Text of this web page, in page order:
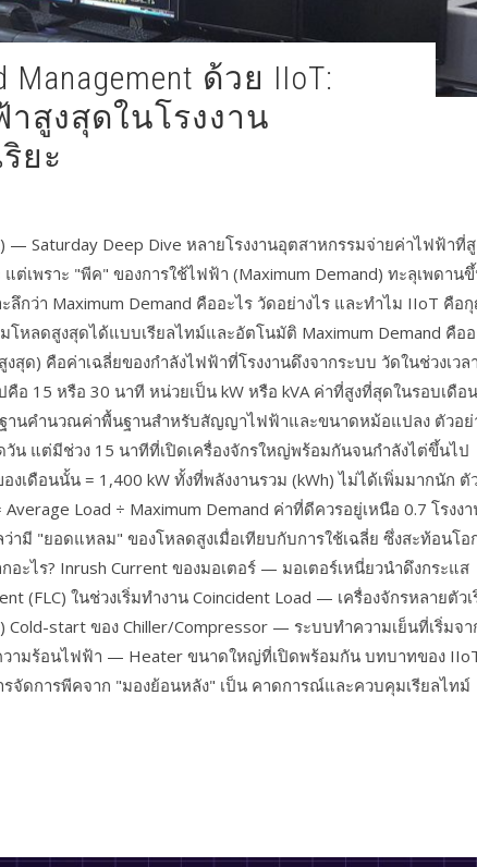
สูงสุดในโรงงาน
ยะ
— Saturday Deep Dive หลายโรงงานอุตสาหกรรมจ่ายค่าไฟฟ้าที่สู
แต่เพราะ "พีค" ของการใช้ไฟฟ้า (Maximum Demand) ทะลุเพดาน
ลึกว่า Maximum Demand คืออะไร วัดอย่างไร และทำไม IIoT คือ
หลดสูงสุดได้แบบเรียลไทม์และอัตโนมัติ Maximum Demand คืออ
สุด) คือค่าเฉลี่ยของกำลังไฟฟ้าที่โรงงานดึงจากระบบ วัดในช่วงเวล
คือ 15 หรือ 30 นาที หน่วยเป็น kW หรือ kVA ค่าที่สูงที่สุดในรอบเดือน
ฐานคำนวณค่าพื้นฐานสำหรับสัญญาไฟฟ้าและขนาดหม้อแปลง ตัวอย่
วัน แต่มีช่วง 15 นาทีที่เปิดเครื่องจักรใหญ่พร้อมกันจนกำลังไต่ขึ้นไป
งเดือนนั้น = 1,400 kW ทั้งที่พลังงานรวม (kWh) ไม่ได้เพิ่มมากนัก ตั
Load ÷ Maximum Demand ค่าที่ดีควรอยู่เหนือ 0.7 โรงง
ามี "ยอดแหลม" ของโหลดสูงเมื่อเทียบกับการใช้เฉลี่ย ซึ่งสะท้อนโอ
ะไร? Inrush Current ของมอเตอร์ — มอเตอร์เหนี่ยวนำดึงกระแส
(FLC) ในช่วงเริ่มทำงาน Coincident Load — เครื่องจักรหลายตัวเ
Cold-start ของ Chiller/Compressor — ระบบทำความเย็นที่เริ่มจา
วามร้อนไฟฟ้า — Heater ขนาดใหญ่ที่เปิดพร้อมกัน บทบาทของ
จัดการพีคจาก "มองย้อนหลัง" เป็น คาดการณ์และควบคุมเรียลไทม์